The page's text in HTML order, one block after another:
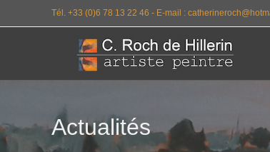
Tél. +33 (0)6 78 13 22 46 - E-mail :
Actualités